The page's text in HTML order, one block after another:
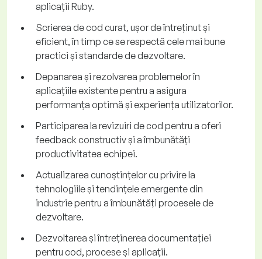
aplicații Ruby.
Scrierea de cod curat, ușor de întreținut și
eficient, în timp ce se respectă cele mai bune
practici și standarde de dezvoltare.
Depanarea și rezolvarea problemelor în
aplicațiile existente pentru a asigura
performanța optimă și experiența utilizatorilor.
Participarea la revizuiri de cod pentru a oferi
feedback constructiv și a îmbunătăți
productivitatea echipei.
Actualizarea cunoștințelor cu privire la
tehnologiile și tendințele emergente din
industrie pentru a îmbunătăți procesele de
dezvoltare.
Dezvoltarea și întreținerea documentației
pentru cod, procese și aplicații.